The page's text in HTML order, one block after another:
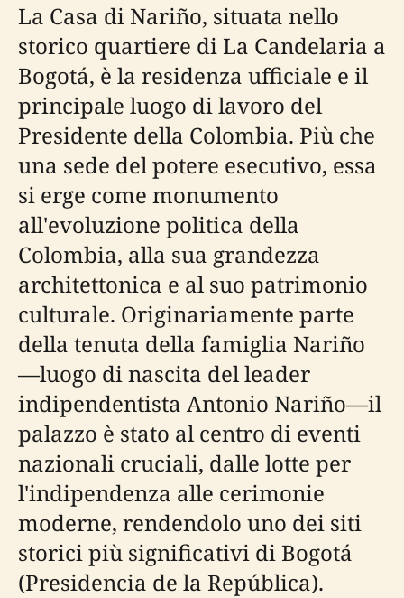
La Casa di Nariño, situata nello
storico quartiere di La Candelaria a
Bogotá, è la residenza ufficiale e il
principale luogo di lavoro del
Presidente della Colombia. Più che
una sede del potere esecutivo, essa
si erge come monumento
all'evoluzione politica della
Colombia, alla sua grandezza
architettonica e al suo patrimonio
culturale. Originariamente parte
della tenuta della famiglia Nariño
—luogo di nascita del leader
indipendentista Antonio Nariño—il
palazzo è stato al centro di eventi
nazionali cruciali, dalle lotte per
l'indipendenza alle cerimonie
moderne, rendendolo uno dei siti
storici più significativi di Bogotá
(Presidencia de la República).